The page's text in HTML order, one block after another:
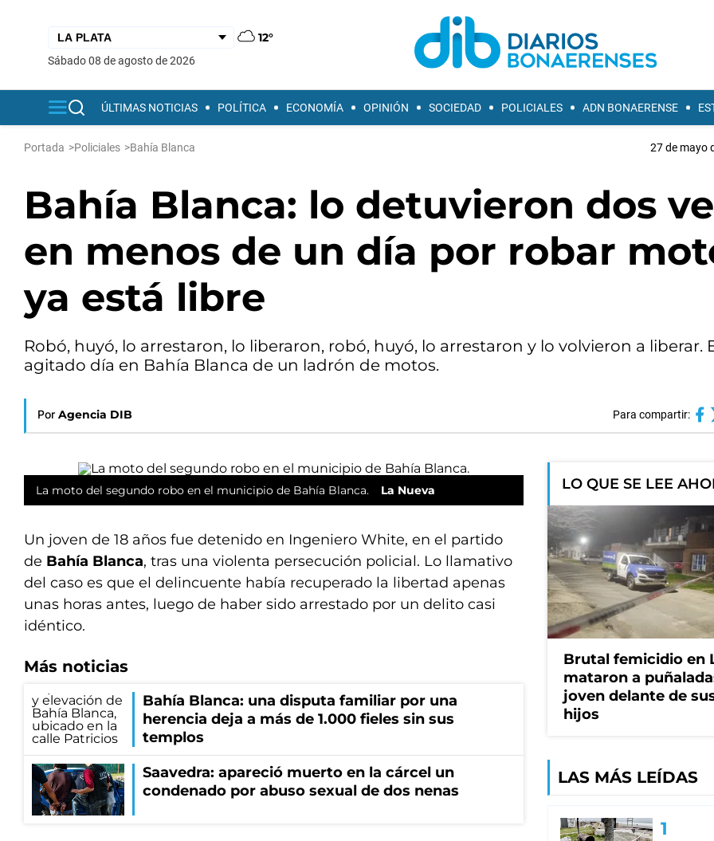
12°
sábado 08 de agosto de 2026
ÚLTIMAS NOTICIAS POLÍTICA ECONOMÍA OPINIÓN SOCIEDAD POLICIALES ADN BONAERENSE
Portada >Policiales >Bahía Blanca 27 de mayo
Bahía Blanca: lo detuvieron dos
en menos de un día por robar
ya está libre
Robó, huyó, lo arrestaron, lo liberaron, robó, huyó, lo arrestaron y lo volvieron a liberar.
agitado día en Bahía Blanca de un ladrón de motos.
Por Agencia DIB Para compartir:
La moto del segundo robo en el municipio de Bahía Blanca. La Nueva
Un joven de 18 años fue detenido en Ingeniero White, en el partido
de Bahía Blanca, tras una violenta persecución policial. Lo llamativo
del caso es que el delincuente había recuperado la libertad apenas
unas horas antes, luego de haber sido arrestado por un delito casi
idéntico.
Más noticias
Bahía Blanca: una disputa familiar por una
herencia deja a más de 1.000 fieles sin sus
templos
Saavedra: apareció muerto en la cárcel un
condenado por abuso sexual de dos nenas
LO QUE SE LEE
Brutal femicidio en
mataron a
joven delante de
hijos
LAS MÁS LEÍDAS